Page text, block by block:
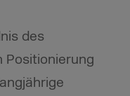
des
Positionierung